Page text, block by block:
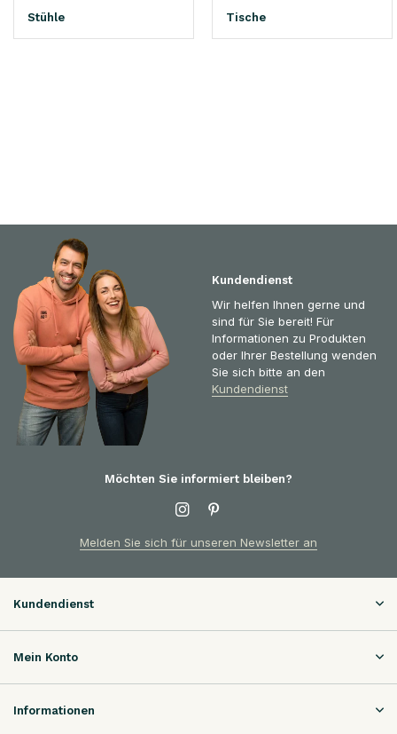
Stühle Tische
Kundendienst
Wir helfen Ihnen gerne und
sind für Sie bereit! Für
Informationen zu Produkten
oder Ihrer Bestellung wenden
Sie sich bitte an den
Kundendienst
Möchten Sie informiert bleiben?
Melden Sie sich für unseren Newsletter an
Kundendienst
Mein Konto
Informationen